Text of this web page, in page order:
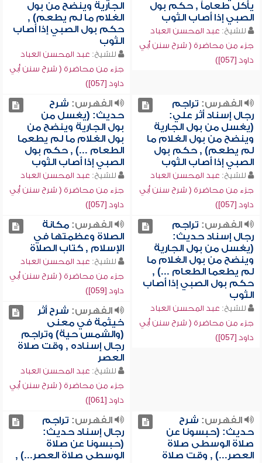
يأكل طعاماً , حكم بول
الصبي إذا أصاب الثوب
للشيخ: عبد المحسن العباد
جزء من محاضرة ( شرح سنن أبي
داود [057])
الجارية وينضح من بول
الغلام ما لم يطعم) ,
حكم بول الصبي إذا أصاب
الثوب
للشيخ: عبد المحسن العباد
جزء من محاضرة ( شرح سنن أبي
داود [057])
الفهرس: تراجم
رجال إسناد أثر علي:
(يغسل من بول الجارية
وينضح من بول الغلام ما
لم يطعم) , حكم بول
الصبي إذا أصاب الثوب
للشيخ: عبد المحسن العباد
جزء من محاضرة ( شرح سنن أبي
داود [057])
الفهرس: شرح
حديث: (يغسل من
بول الجارية وينضح من
بول الغلام ما لم يطعما
الطعام ...) , حكم بول
الصبي إذا أصاب الثوب
للشيخ: عبد المحسن العباد
جزء من محاضرة ( شرح سنن أبي
داود [057])
الفهرس: تراجم
رجال إسناد حديث:
(يغسل من بول الجارية
وينضح من بول الغلام ما
لم يطعما الطعام ...) ,
حكم بول الصبي إذا أصاب
الثوب
للشيخ: عبد المحسن العباد
جزء من محاضرة ( شرح سنن أبي
داود [057])
الفهرس:مكانة
الصلاة وعظمتها في
الإسلام , كتاب الصلاة
للشيخ: عبد المحسن العباد
جزء من محاضرة ( شرح سنن أبي
داود [059])
الفهرس: شرح أثر
خيثمة في معنى
(والشمس حية) وتراجم
رجال إسناده , وقت صلاة
العصر
للشيخ: عبد المحسن العباد
جزء من محاضرة ( شرح سنن أبي
داود [061])
الفهرس: شرح
حديث: (حبسونا عن
صلاة الوسطى صلاة
العصر...) , وقت صلاة
الفهرس: تراجم
رجال إسناد حديث:
(حبسونا عن صلاة
الوسطى صلاة العصر...) ,